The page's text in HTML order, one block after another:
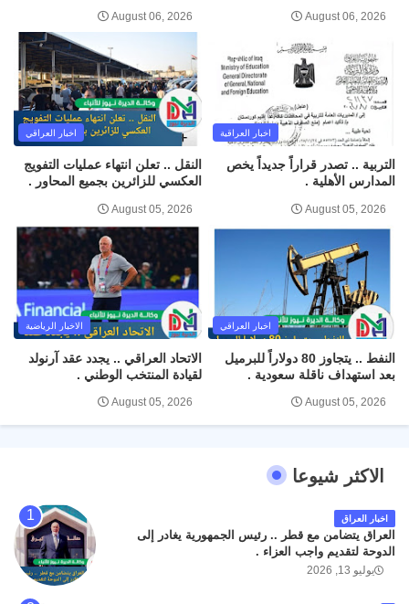
August 06, 2026
August 06, 2026
اخبار العراقية
التربية .. تصدر قراراً جديداً يخص
المدارس الأهلية .
August 05, 2026
اخبار العراقي
النقل .. تعلن انتهاء عمليات التفويج
العكسي للزائرين بجميع المحاور .
August 05, 2026
اخبار العراقي
النفط .. يتجاوز 80 دولاراً للبرميل
بعد استهداف ناقلة سعودية .
August 05, 2026
الاخبار الرياضية
الاتحاد العراقي .. يجدد عقد آرنولد
لقيادة المنتخب الوطني .
August 05, 2026
الاكثر شيوعا
اخبار العراق
العراق يتضامن مع قطر .. رئيس الجمهورية يغادر إلى
الدوحة لتقديم واجب العزاء .
يوليو 13, 2026